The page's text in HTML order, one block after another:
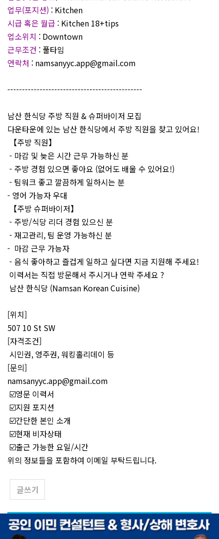
업무(포지션) : Kitchen
시급 혹은 월급 : Kitchen 18+tips
업소위치 : Downtown
근무조건 : 풀타임
연락처 : namsanyyc.app@gmail.com
----------------------------------------------
남산 한식당 주방 직원 & 슈퍼바이저 모집
다운타운에 있는 남산 한식당에서 주방 직원을 찾고 있어요!
【주방 직원】
- 마감 및 늦은 시간 근무 가능하신 분
- 주방 경험 있으면 좋아요 (없어도 배울 수 있어요!)
- 팀워크 좋고 깔끔하게 일하시는 분
- 영어 가능자 우대
【주방 슈퍼바이저】
- 주방/식당 리더 경험 있으신 분
- 재고관리, 팀 운영 가능하신 분
- 마감 근무 가능자
- 음식 좋아하고 즐겁게 일하고 싶다면 지금 지원해 주세요!
이력서는 직접 방문해서 주시거나 연락 주세요 ?
남산 한식당 (Namsan Korean Cuisine)
[위치]
507 10 St SW
[자격조건]
시민권, 영주권, 워킹홀리데이 등
[문의]
namsanyyc.app@gmail.com
☑️영문 이력서
☑️지원 포지션
☑️간단한 본인 소개
☑️현재 비자상태
☑️출근 가능한 요일/시간
위의 정보들을 포함하여 이메일 부탁드립니다.
글쓰기